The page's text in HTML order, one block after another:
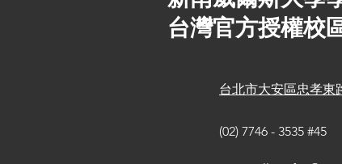
台灣官方授權校
台北市大安區忠孝東
(02) 7746 - 3535 #45